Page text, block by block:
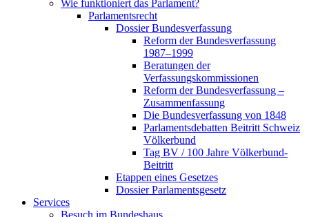
Wie funktioniert das Parlament?
Parlamentsrecht
Dossier Bundesverfassung
Reform der Bundesverfassung
1987–1999
Beratungen der
Verfassungskommissionen
Reform der Bundesverfassung –
Zusammenfassung
Die Bundesverfassung von 1848
Parlamentsdebatten Beitritt Schweiz
Völkerbund
Tag BV / 100 Jahre Völkerbund-
Beitritt
Etappen eines Gesetzes
Dossier Parlamentsgesetz
Services